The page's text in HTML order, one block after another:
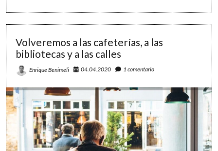
de
libro
Volveremos a las cafeterías, a las
bibliotecas y a las calles
Enrique Benimeli 04.04.2020 1 comentario